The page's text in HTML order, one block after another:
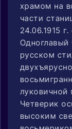
храмом на
части
24.06.1915
русском
луковичной
Четверик
высоким